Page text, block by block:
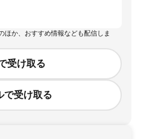
ほか、おすすめ情報なども配信しま
受け取る
で受け取る